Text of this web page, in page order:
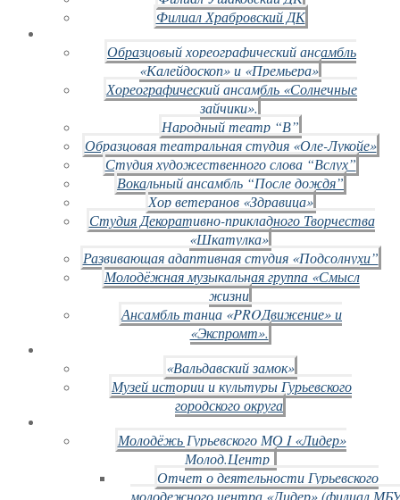
Филиал Храбровский ДК
Образцовый хореографический ансамбль
«Калейдоскоп» и «Премьера»
Хореографический ансамбль «Солнечные
зайчики».
Народный театр “В”
Образцовая театральная студия «Оле-Лукойе»
Студия художественного слова “Вслух”
Вокальный ансамбль “После дождя”
Хор ветеранов «Здравица»
Студия Декоративно-прикладного Творчества
«Шкатулка»
Развивающая адаптивная студия «Подсолнухи”
Молодёжная музыкальная группа «Смысл
жизни
Ансамбль танца «PROДвижение» и
«Экспромт».
«Вальдавский замок»
Музей истории и культуры Гурьевского
городского округа
Молодёжь Гурьевского МО I «Лидер»
Молод.Центр
Отчет о деятельности Гурьевского
молодежного центра «Лидер» (филиал